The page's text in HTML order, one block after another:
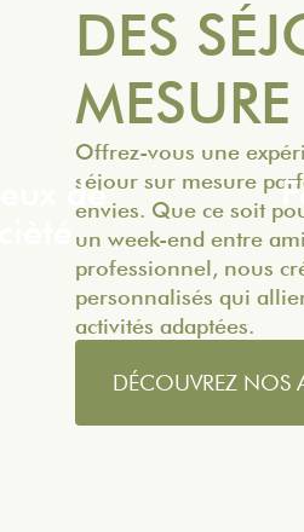
DES
MESURE
Offrez-vous une
séjour sur mesure
envies. Que ce soit
un week-end entre
professionnel, nous
personnalisés qui
activités adaptées.
DÉCOUVREZ NOS
de